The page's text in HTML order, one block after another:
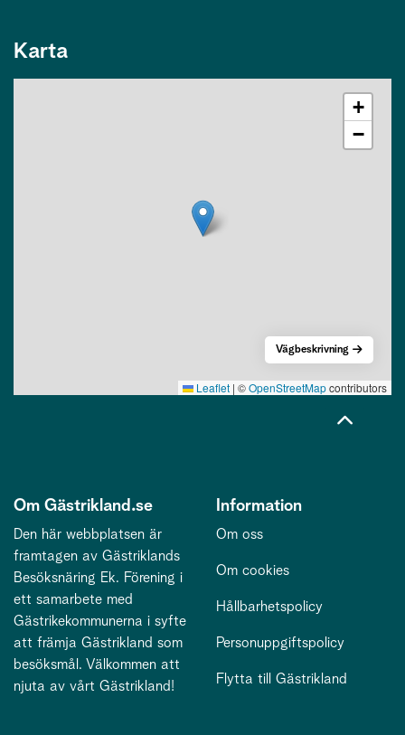
Karta
+
−
Leaflet | ©OpenStreetMapcontributors
Vägbeskrivning
Om Gästrikland.se
Den här webbplatsen är
framtagen av Gästriklands
Besöksnäring Ek. Förening i
ett samarbete med
Gästrikekommunerna i syfte
att främja Gästrikland som
besöksmål. Välkommen att
njuta av vårt Gästrikland!
Information
Om oss
Om cookies
Hållbarhetspolicy
Personuppgiftspolicy
Flytta till Gästrikland